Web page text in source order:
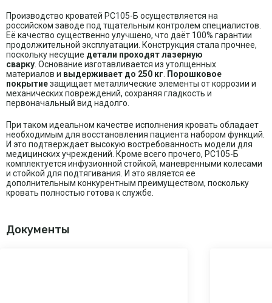
Производство кроватей РС105-Б осуществляется на
российском заводе под тщательным контролем специалистов.
Её качество существенно улучшено, что даёт 100% гарантии
продолжительной эксплуатации. Конструкция стала прочнее,
поскольку несущие детали проходят лазерную
сварку. Основание изготавливается из утолщенных
материалов и выдерживает до 250 кг. Порошковое
покрытиезащищает металлические элементы от коррозии и
механических повреждений, сохраняя гладкость и
первоначальный вид надолго.
При таком идеальном качестве исполнения кровать обладает
необходимым для восстановления пациента набором функций.
И это подтверждает высокую востребованность модели для
медицинских учреждений. Кроме всего прочего, РС105-Б
комплектуется инфузионной стойкой, маневренными колесами
и стойкой для подтягивания. И это является ее
дополнительным конкурентным преимуществом, поскольку
кровать полностью готова к службе.
Документы